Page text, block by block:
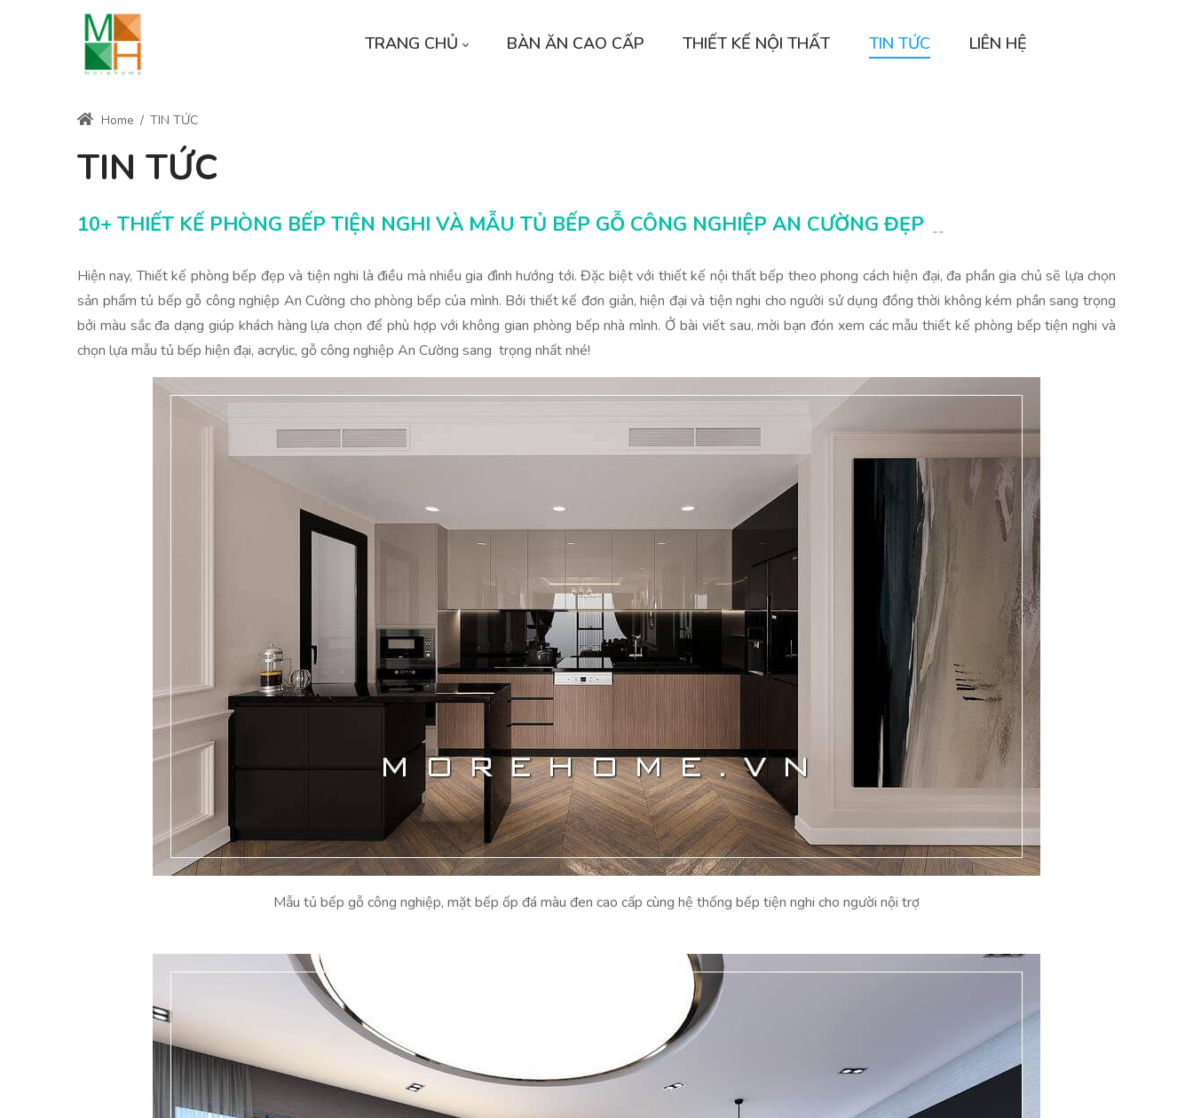
TRANG CHỦ BÀN ĂN CAO CẤP THIẾT KẾ NỘI THẤT TIN TỨC LIÊN HỆ
Home / TIN TỨC
TIN TỨC
10+ THIẾT KẾ PHÒNG BẾP TIỆN NGHI VÀ MẪU TỦ BẾP GỖ CÔNG NGHIỆP AN CƯỜNG ĐẸP --
Hiện nay, Thiết kế phòng bếp đẹp và tiện nghi là điều mà nhiều gia đình hướng tới. Đặc biệt với thiết kế nội thất bếp theo phong cách hiện đại, đa phần gia chủ sẽ lựa chọn
sản phẩm tủ bếp gỗ công nghiệp An Cường cho phòng bếp của mình. Bởi thiết kế đơn giản, hiện đại và tiện nghi cho người sử dụng đồng thời không kém phần sang trọng
bởi màu sắc đa dạng giúp khách hàng lựa chọn để phù hợp với không gian phòng bếp nhà mình. Ở bài viết sau, mời bạn đón xem các mẫu thiết kế phòng bếp tiện nghi và
chọn lựa mẫu tủ bếp hiện đại, acrylic, gỗ công nghiệp An Cường sang trọng nhất nhé!
Mẫu tủ bếp gỗ công nghiệp, mặt bếp ốp đá màu đen cao cấp cùng hệ thống bếp tiện nghi cho người nội trợ